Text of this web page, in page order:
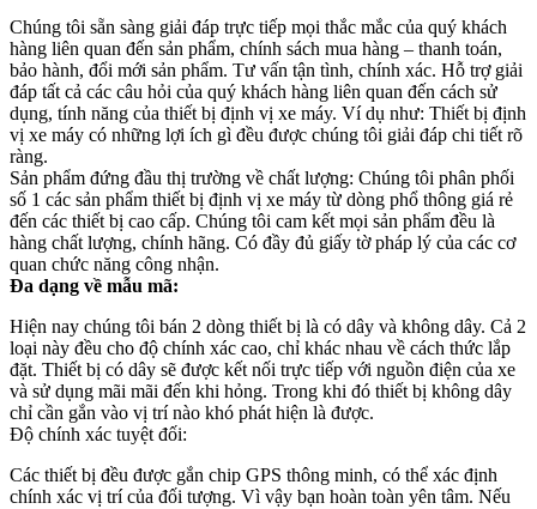
Chúng tôi sẵn sàng giải đáp trực tiếp mọi thắc mắc của quý khách
hàng liên quan đến sản phẩm, chính sách mua hàng – thanh toán,
bảo hành, đổi mới sản phẩm. Tư vấn tận tình, chính xác. Hỗ trợ giải
đáp tất cả các câu hỏi của quý khách hàng liên quan đến cách sử
dụng, tính năng của thiết bị định vị xe máy. Ví dụ như: Thiết bị định
vị xe máy có những lợi ích gì đều được chúng tôi giải đáp chi tiết rõ
ràng.
Sản phẩm đứng đầu thị trường về chất lượng: Chúng tôi phân phối
số 1 các sản phẩm thiết bị định vị xe máy từ dòng phổ thông giá rẻ
đến các thiết bị cao cấp. Chúng tôi cam kết mọi sản phẩm đều là
hàng chất lượng, chính hãng. Có đầy đủ giấy tờ pháp lý của các cơ
quan chức năng công nhận.
Đa dạng về mẫu mã:
Hiện nay chúng tôi bán 2 dòng thiết bị là có dây và không dây. Cả 2
loại này đều cho độ chính xác cao, chỉ khác nhau về cách thức lắp
đặt. Thiết bị có dây sẽ được kết nối trực tiếp với nguồn điện của xe
và sử dụng mãi mãi đến khi hỏng. Trong khi đó thiết bị không dây
chỉ cần gắn vào vị trí nào khó phát hiện là được.
Độ chính xác tuyệt đối:
Các thiết bị đều được gắn chip GPS thông minh, có thể xác định
chính xác vị trí của đối tượng. Vì vậy bạn hoàn toàn yên tâm. Nếu